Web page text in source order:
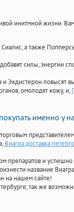
инитмной жизни.
Сиалис, а также
силы, энергии
Экдистерон повысят
омолодят кожу, и,
именно у
, Виагра доставка
препаратов и
название
на нашем сайте!
так же